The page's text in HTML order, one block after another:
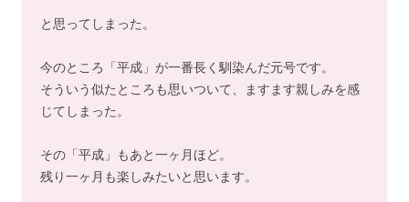
と思ってしまった。
今のところ「平成」が一番長く馴染んだ元号です。
そういう似たところも思いついて、ますます親しみを感
じてしまった。
その「平成」もあと一ヶ月ほど。
残り一ヶ月も楽しみたいと思います。